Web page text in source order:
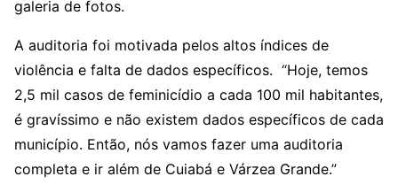
galeria de fotos.
A auditoria foi motivada pelos altos índices de
violência e falta de dados específicos. “Hoje, temos
2,5 mil casos de feminicídio a cada 100 mil habitantes,
é gravíssimo e não existem dados específicos de cada
município. Então, nós vamos fazer uma auditoria
completa e ir além de Cuiabá e Várzea Grande.”